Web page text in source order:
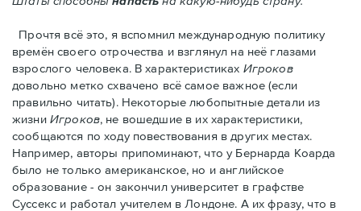
Прочтя всё это, я вспомнил международную политику
времён своего отрочества и взглянул на неё глазами
взрослого человека. В характеристиках Игроков
довольно метко схвачено всё самое важное (если
правильно читать). Некоторые любопытные детали из
жизни Игроков, не вошедшие в их характеристики,
сообщаются по ходу повествования в других местах.
Например, авторы припоминают, что у Бернарда Коарда
было не только американское, но и английское
образование - он закончил университет в графстве
Суссекс и работал учителем в Лондоне. А их фразу, что в